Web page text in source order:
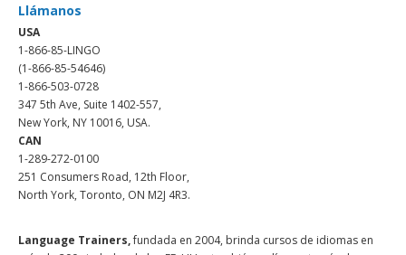
Llámanos
USA
1-866-85-LINGO
(1-866-85-54646)
1-866-503-0728
347 5th Ave, Suite 1402-557,
New York, NY 10016, USA.
CAN
1-289-272-0100
251 Consumers Road, 12th Floor,
North York, Toronto, ON M2J 4R3.
Language Trainers,fundada en 2004, brinda cursos de idiomas en